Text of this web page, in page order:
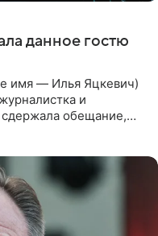
данное гостю
имя — Илья Яцкевич)
и
обещание,